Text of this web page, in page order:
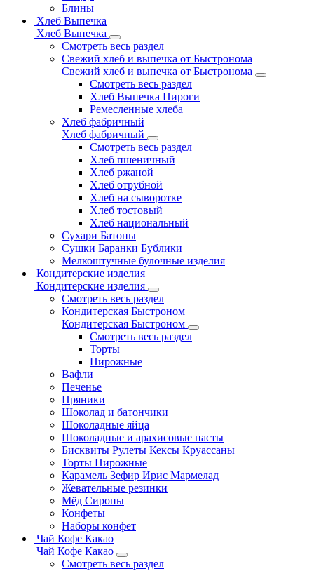
Блины
Хлеб Выпечка
Хлеб Выпечка
Смотреть весь раздел
Свежий хлеб и выпечка от Быстронома
Свежий хлеб и выпечка от Быстронома
Смотреть весь раздел
Хлеб Выпечка Пироги
Ремесленные хлеба
Хлеб фабричный
Хлеб фабричный
Смотреть весь раздел
Хлеб пшеничный
Хлеб ржаной
Хлеб отрубной
Хлеб на сыворотке
Хлеб тостовый
Хлеб национальный
Сухари Батоны
Сушки Баранки Бублики
Мелкоштучные булочные изделия
Кондитерские изделия
Кондитерские изделия
Смотреть весь раздел
Кондитерская Быстроном
Кондитерская Быстроном
Смотреть весь раздел
Торты
Пирожные
Вафли
Печенье
Пряники
Шоколад и батончики
Шоколадные яйца
Шоколадные и арахисовые пасты
Бисквиты Рулеты Кексы Круассаны
Торты Пирожные
Карамель Зефир Ирис Мармелад
Жевательные резинки
Мёд Сиропы
Конфеты
Наборы конфет
Чай Кофе Какао
Чай Кофе Какао
Смотреть весь раздел